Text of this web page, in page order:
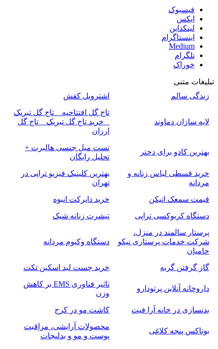
فیسبوک
ایکس
لینکداین
اینستاگرام
Medium
تلگرام
خوراک
تبلیغات متنی
زندگی سالم
اشتروبل کفش
لایه سازان دماوند
تاج گل افتتاحیه _ تاج گل تبریک
_ خرید تاج گل تبریک _ تاج گل
ارزان
بهترین کادو برای دختر
تست میل جنسی هالبرت +
تحلیل رایگان
خرید قسطی لباس زنانه و
مردانه
بهترین کلینیک فیزیو تراپی در
تهران
قیمت سمعک اتیکن
خرید دایرکت انبوه
دستگاه کربوکسی تراپی
تیشرت زنانه شیک
پرستار سالمند در منزل،
شرکت خدمات پرستاری نیکو
حامیان
دستگاه وکیوم مردانه
گاز گرفتن گربه خرید چست لید اسکین تکت
داروخانه آنلاین پرتودارو
تاثیر فناوری EMS بر کاهش
وزن
بدنسازی در خانه آرا فیت
کاشت مو در کرج
بوتاکس پنجه کلاغی
محصولات آرایشی، مراقبت
پوست و مو و بدلیجات